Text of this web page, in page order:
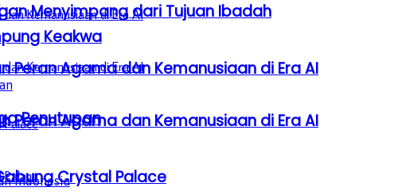
Peran Agama dan Kemanusiaan di Era AI
Crystal Palace
Menyimpang dari Tujuan Ibadah
Peran Agama dan Kemanusiaan di Era AI
Keakwa
Penutupan